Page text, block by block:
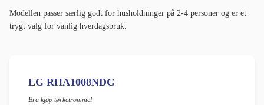
Modellen passer særlig godt for husholdninger på 2-4 personer og er et
trygt valg for vanlig hverdagsbruk.
LG RHA1008NDG
Bra kjøp tørketrommel